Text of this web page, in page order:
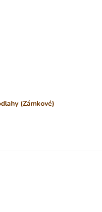
(Zámkové)